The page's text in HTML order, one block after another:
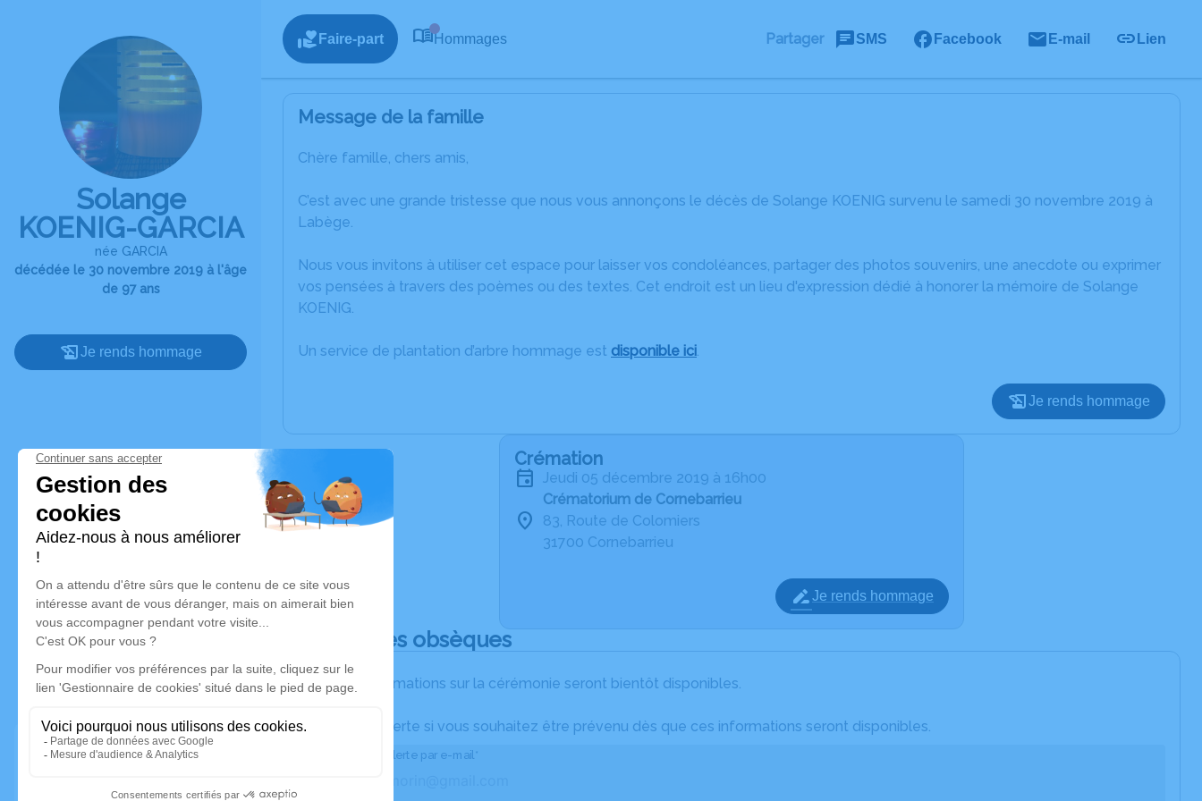
Solange
KOENIG-GARCIA
née GARCIA
décédée le 30 novembre 2019 à l'âge
de 97 ans
Je rends hommage
Faire-part Hommages Partager SMS Facebook E-mail Lien
Message de la famille
Chère famille, chers amis,
C’est avec une grande tristesse que nous vous annonçons le décès de Solange KOENIG survenu le samedi 30 novembre 2019 à
Labège.
Nous vous invitons à utiliser cet espace pour laisser vos condoléances, partager des photos souvenirs, une anecdote ou exprimer
vos pensées à travers des poèmes ou des textes. Cet endroit est un lieu d'expression dédié à honorer la mémoire de Solange
KOENIG.
Un service de plantation d’arbre hommage est disponible ici.
Je rends hommage
Crémation
jeudi 05 décembre 2019 à 16h00
Crématorium de Cornebarrieu
83, Route de Colomiers
31700 Cornebarrieu
Je rends hommage
Déroulé des obsèques
Les informations sur la cérémonie seront bientôt disponibles.
Activez une alerte si vous souhaitez être prévenu dès que ces informations seront disponibles.
Recevoir une alerte par e-mail*